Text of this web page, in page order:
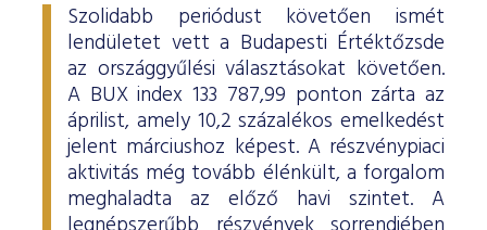
Szolidabb periódust követően ismét
lendületet vett a Budapesti Értéktőzsde
az országgyűlési választásokat követően.
A BUX index 133 787,99 ponton zárta az
áprilist, amely 10,2 százalékos emelkedést
jelent márciushoz képest. A részvénypiaci
aktivitás még tovább élénkült, a forgalom
meghaladta az előző havi szintet. A